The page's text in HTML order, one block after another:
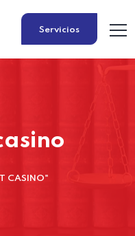
Servicios
CASINO"